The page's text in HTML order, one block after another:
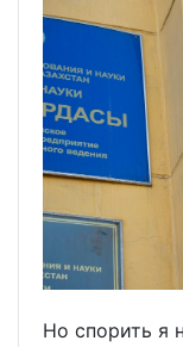
Но спорить я